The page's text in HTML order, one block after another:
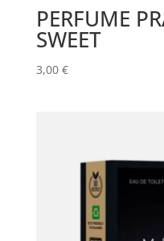
PERFUME
SWEET
3,00 €